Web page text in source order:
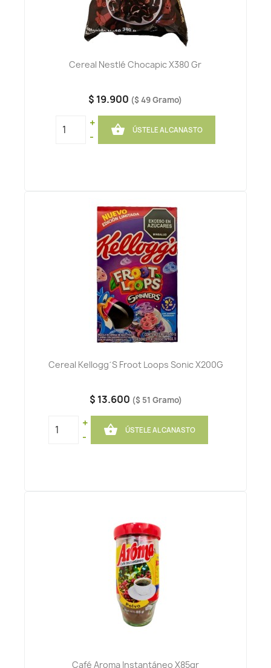
Cereal Nestlé Chocapic X380 Gr
$ 19.900 ($ 49 Gramo)
+
-
 ÚSTELE AL CANASTO
Cereal Kellogg´s Froot Loops Sonic X200G
$ 13.600 ($ 51 Gramo)
+
-
 ÚSTELE AL CANASTO
Café Aroma Instantáneo X85gr